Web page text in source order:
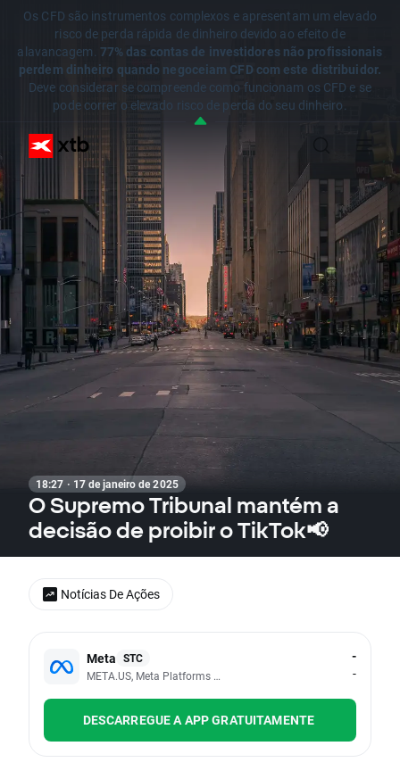
Os CFD são instrumentos complexos e apresentam um elevado
risco de perda rápida de dinheiro devido ao efeito de
alavancagem. 77% das contas de investidores não profissionais
perdem dinheiro quando negoceiam CFD com este distribuidor.
Deve considerar se compreende como funcionam os CFD e se
pode correr o elevado risco de perda do seu dinheiro.
18:27 · 17 de janeiro de 2025
O Supremo Tribunal mantém a
decisão de proibir o TikTok📢
Meta STC
META.US, Meta Platforms Inc - Class A
-
-
DESCARREGUE A APP GRATUITAMENTE
Notícias De Ações